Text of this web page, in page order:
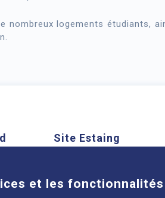
nombreux logements étudiants,
Site Estaing
Cookies
et les fonctionnalités